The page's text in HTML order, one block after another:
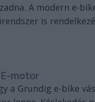
A modern e-
is
motor
a Grundig e-bike